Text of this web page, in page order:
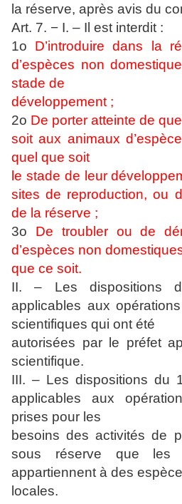
la réserve, après avis du
Art. 7. − I. – Il est interdit :
1o D’introduire dans la
d’espèces non
stade de
développement ;
2o De porter atteinte de
soit aux animaux
quel que soit
le stade de leur
sites de reproduction, ou
de la réserve ;
3o De troubler ou de
d’espèces non
que ce soit.
II. – Les dispositions
applicables aux
scientifiques qui ont été
autorisées par le préfet
scientifique.
III. – Les dispositions du
applicables aux
prises pour les
besoins des activités de
sous réserve que les
appartiennent à des
locales.